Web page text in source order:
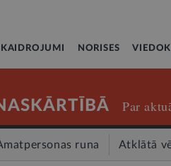
NORISES
Par
runa Atklātā